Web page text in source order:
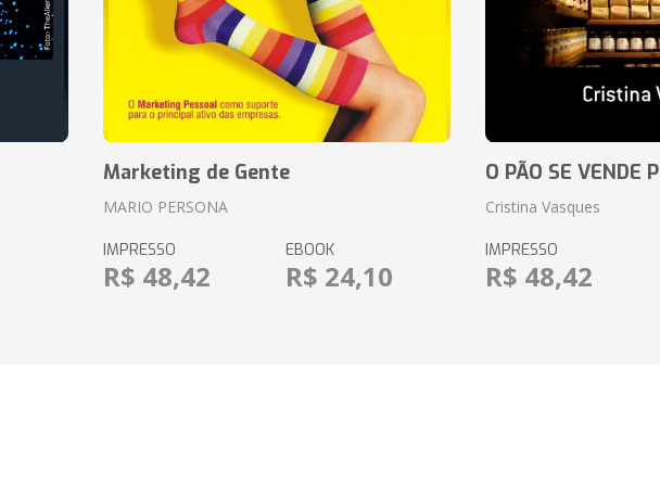
Marketing de Gente
MARIO PERSONA
IMPRESSO
R$ 48,42
EBOOK
R$ 24,10
O PÃO SE VENDE
Cristina Vasques
IMPRESSO
R$ 48,42